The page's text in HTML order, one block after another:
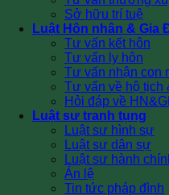
Sở hữu trí tuệ
Luật Hôn nhân & Gia
Tư vấn kết hôn
Tư vấn ly hôn
Tư vấn nhận con
Tư vấn về hộ tịch
Hỏi đáp về
Luật sư tranh tụng
Luật sư hình sự
Luật sư dân sự
Luật sư hành
Án lệ
Tin tức pháp đình